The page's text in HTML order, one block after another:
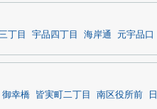
丁目 宇品四丁目 海岸通 元宇品口
御幸橋 皆実町二丁目 南区役所前